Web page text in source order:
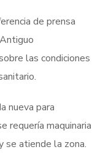
de prensa
las condiciones
nueva para
requería maquinaria
se atiende la zona.